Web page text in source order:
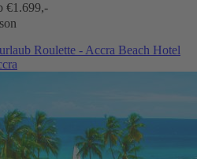
€1.699,-
Roulette - Accra Beach Hotel